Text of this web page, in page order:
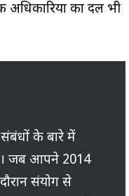
अधिकारियों का दल भी
के बारे में
जब आपने 2014
संयोग से